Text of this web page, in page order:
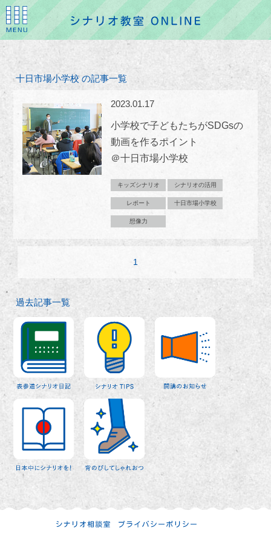
十日市場小学校 の記事一覧
2023.01.17
小学校で子どもたちがSDGsの
動画を作るポイント
＠十日市場小学校
キッズシナリオ シナリオの活用
レポート 十日市場小学校
想像力
1
過去記事一覧